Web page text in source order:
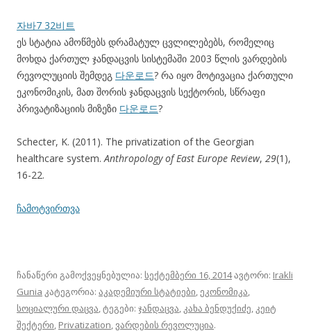
자바7 32비트
ეს სტატია ამოწმებს დრამატულ ცვლილებებს, რომელიც
მოხდა ქართულ ჯანდაცვის სისტემაში 2003 წლის ვარდების
რევოლუციის შემდეგ 다운로드? რა იყო მოტივაცია ქართული
ეკონომიკის, მათ შორის ჯანდაცვის სექტორის, სწრაფი
პრივატიზაციის მიზეზი 다운로드?
Schecter, K. (2011). The privatization of the Georgian
healthcare system.Anthropology of East Europe Review, 29(1),
16-22.
ჩამოტვირთვა
ჩანაწერი გამოქვეყნებულია: სექტემბერი 16, 2014ავტორი: Irakli
Gunia კატეგორია: აკადემიური სტატიები,ეკონომიკა,
სოციალური დაცვა, ტეგები: ჯანდაცვა,კახა ბენდუქიძე,კეიტ
შექტერი, Privatization,ვარდების რევოლუცია.